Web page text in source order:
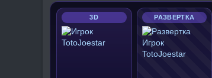
3D РАЗВЕРТКА